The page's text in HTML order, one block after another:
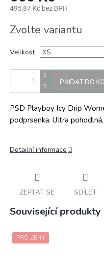
495,87 Kč bez DPH
cena:
Zvolte variantu
Velikost
PŘIDAT DO
PSD Playboy Icy Drip
podprsenka. Ultra
Detailní informace
ZEPTAT SE SDÍLET
Související produkty
PRO ŽENY